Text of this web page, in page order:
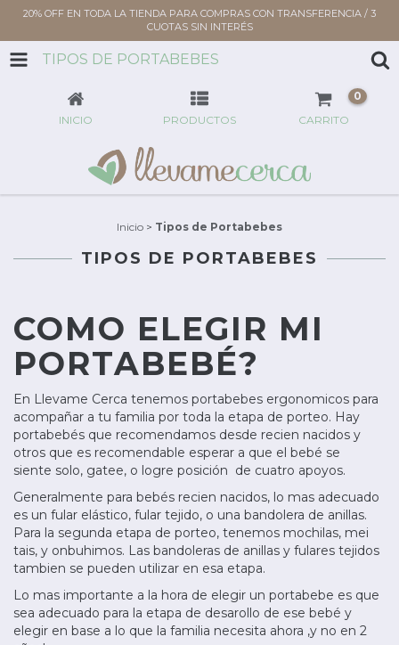
20% OFF EN TODA LA TIENDA PARA COMPRAS CON TRANSFERENCIA / 3
CUOTAS SIN INTERÉS
TIPOS DE PORTABEBES
INICIO PRODUCTOS CARRITO
0
Inicio > Tipos de Portabebes
TIPOS DE PORTABEBES
COMO ELEGIR MI
PORTABEBÉ?
En Llevame Cerca tenemos portabebes ergonomicos para
acompañar a tu familia por toda la etapa de porteo. Hay
portabebés que recomendamos desde recien nacidos y
otros que es recomendable esperar a que el bebé se
siente solo, gatee, o logre posición de cuatro apoyos.
Generalmente para bebés recien nacidos, lo mas adecuado
es un fular elástico, fular tejido, o una bandolera de anillas.
Para la segunda etapa de porteo, tenemos mochilas, mei
tais, y onbuhimos. Las bandoleras de anillas y fulares tejidos
tambien se pueden utilizar en esa etapa.
Lo mas importante a la hora de elegir un portabebe es que
sea adecuado para la etapa de desarollo de ese bebé y
elegir en base a lo que la familia necesita ahora ,y no en 2